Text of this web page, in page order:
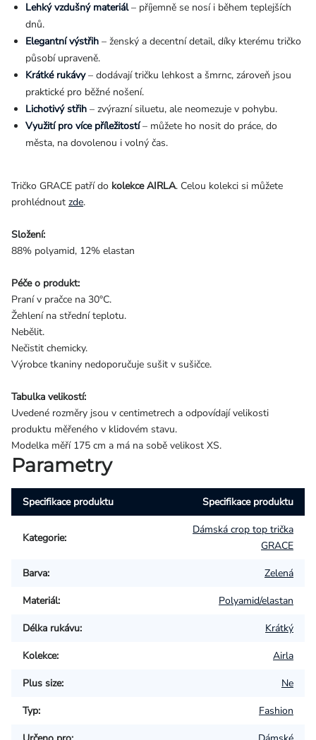
Lehký vzdušný materiál– příjemně se nosí i během teplejších
dnů.
Elegantní výstřih – ženský a decentní detail, díky kterému tričko
působí upraveně.
Krátké rukávy– dodávají tričku lehkost a šmrnc, zároveň jsou
praktické pro běžné nošení.
Lichotivý střih – zvýrazní siluetu, ale neomezuje v pohybu.
Využití pro více příležitostí– můžete ho nosit do práce, do
města, na dovolenou i volný čas.
Tričko GRACE patří do kolekce AIRLA. Celou kolekci si můžete
prohlédnout zde.
Složení:
88% polyamid, 12% elastan
Péče o produkt:
Praní v pračce na 30°C.
Žehlení na střední teplotu.
Nebělit.
Nečistit chemicky.
Výrobce tkaniny nedoporučuje sušit v sušičce.
Tabulka velikostí:
Uvedené rozměry jsou v centimetrech a odpovídají velikosti
produktu měřeného v klidovém stavu.
Modelka měří 175 cm a má na sobě velikost XS.
Parametry
Specifikace produktu Specifikace produktu
Kategorie:
Dámská crop top trička
GRACE
Barva: Zelená
Materiál: Polyamid/elastan
Délka rukávu: Krátký
Kolekce: Airla
Plus size: Ne
Typ: Fashion